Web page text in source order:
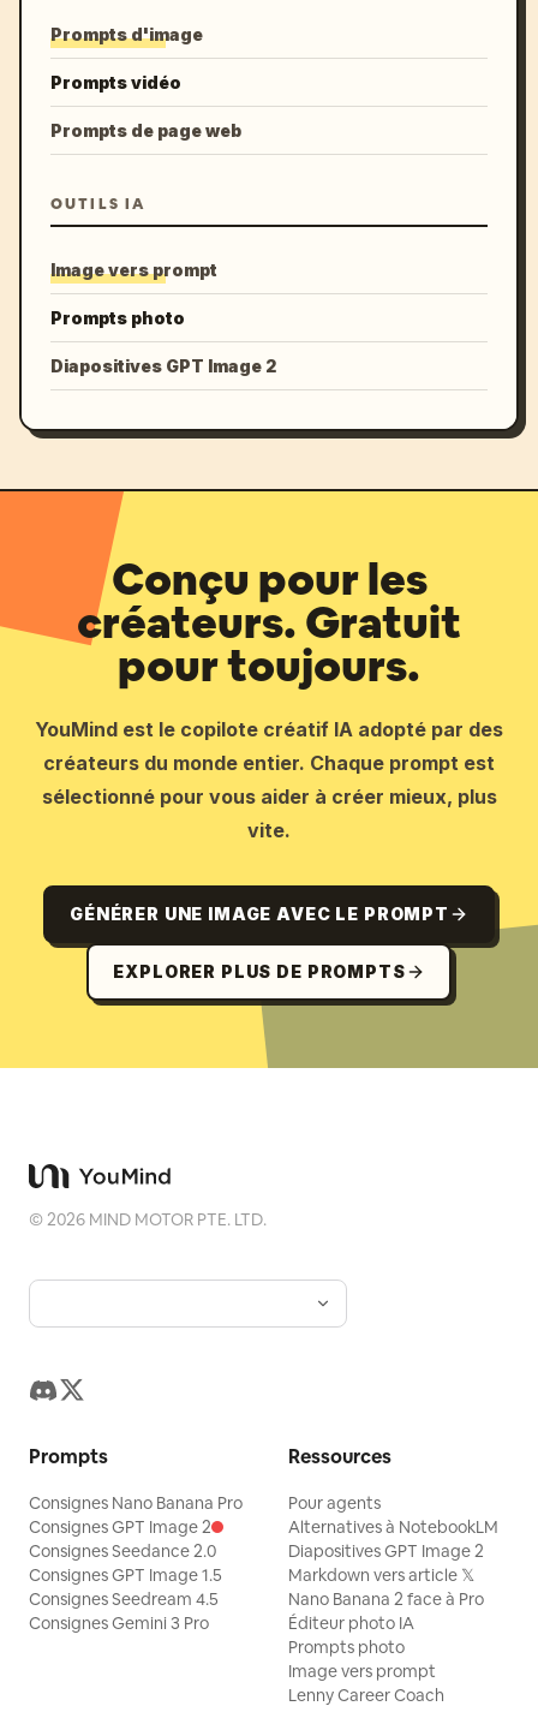
Prompts d'image
Prompts vidéo
Prompts de page web
OUTILS IA
Image vers prompt
Prompts photo
Diapositives GPT Image 2
Conçu pour les
créateurs. Gratuit
pour toujours.
YouMind est le copilote créatif IA adopté par des
créateurs du monde entier. Chaque prompt est
sélectionné pour vous aider à créer mieux, plus
vite.
GÉNÉRER UNE IMAGE AVEC LE PROMPT
EXPLORER PLUS DE PROMPTS
©2026 MIND MOTOR PTE. LTD.
Prompts
Consignes Nano Banana Pro
Consignes GPT Image 2
Consignes Seedance 2.0
Consignes GPT Image 1.5
Consignes Seedream 4.5
Consignes Gemini 3 Pro
Ressources
Pour agents
Alternatives à NotebookLM
Diapositives GPT Image 2
Markdown vers article 𝕏
Nano Banana 2 face à Pro
Éditeur photo IA
Prompts photo
Image vers prompt
Lenny Career Coach